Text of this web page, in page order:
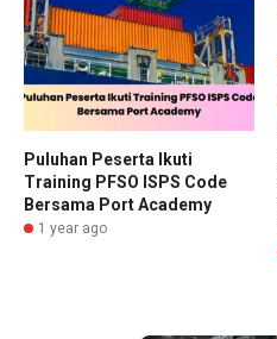
Puluhan Peserta Ikuti
Training PFSO ISPS Code
Bersama Port Academy
1 year ago